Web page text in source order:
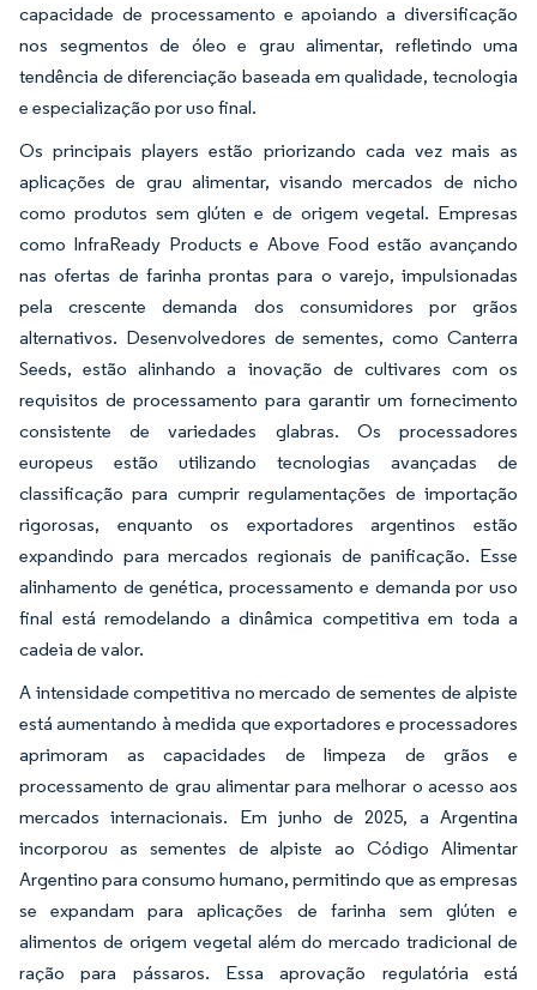
capacidade de processamento e apoiando a diversificação
nos segmentos de óleo e grau alimentar, refletindo uma
tendência de diferenciação baseada em qualidade, tecnologia
e especialização por uso final.
Os principais players estão priorizando cada vez mais as
aplicações de grau alimentar, visando mercados de nicho
como produtos sem glúten e de origem vegetal. Empresas
como InfraReady Products e Above Food estão avançando
nas ofertas de farinha prontas para o varejo, impulsionadas
pela crescente demanda dos consumidores por grãos
alternativos. Desenvolvedores de sementes, como Canterra
Seeds, estão alinhando a inovação de cultivares com os
requisitos de processamento para garantir um fornecimento
consistente de variedades glabras. Os processadores
europeus estão utilizando tecnologias avançadas de
classificação para cumprir regulamentações de importação
rigorosas, enquanto os exportadores argentinos estão
expandindo para mercados regionais de panificação. Esse
alinhamento de genética, processamento e demanda por uso
final está remodelando a dinâmica competitiva em toda a
cadeia de valor.
A intensidade competitiva no mercado de sementes de alpiste
está aumentando à medida que exportadores e processadores
aprimoram as capacidades de limpeza de grãos e
processamento de grau alimentar para melhorar o acesso aos
mercados internacionais. Em junho de 2025, a Argentina
incorporou as sementes de alpiste ao Código Alimentar
Argentino para consumo humano, permitindo que as empresas
se expandam para aplicações de farinha sem glúten e
alimentos de origem vegetal além do mercado tradicional de
ração para pássaros. Essa aprovação regulatória está